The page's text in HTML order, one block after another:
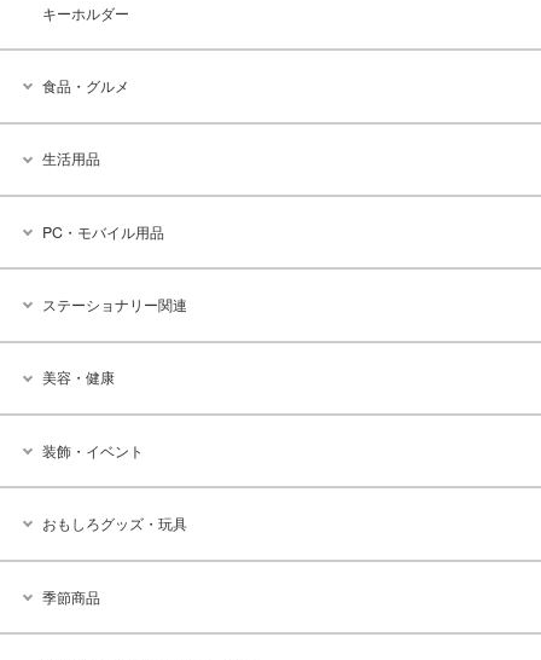
キーホルダー
食品・グルメ
生活用品
PC・モバイル用品
ステーショナリー関連
美容・健康
装飾・イベント
おもしろグッズ・玩具
季節商品